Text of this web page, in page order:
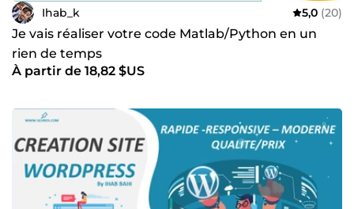
Ihab_k 5,0 (20)
Je vais réaliser votre code Matlab/Python en un
rien de temps
À partir de 18,82 $US